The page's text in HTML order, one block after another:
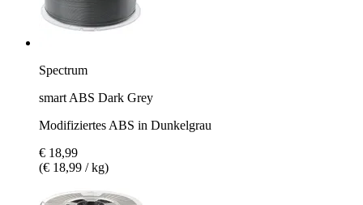
Spectrum
smart ABS Dark Grey
Modifiziertes ABS in Dunkelgrau
€ 18,99
(€ 18,99 / kg)